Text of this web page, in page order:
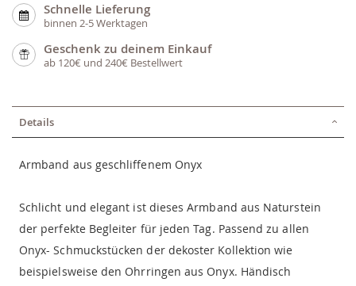
Schnelle Lieferung
binnen 2-5 Werktagen
Geschenk zu deinem Einkauf
ab 120€ und 240€ Bestellwert
Details
Armband aus geschliffenem Onyx
Schlicht und elegant ist dieses Armband aus Naturstein
der perfekte Begleiter für jeden Tag. Passend zu allen
Onyx- Schmuckstücken der dekoster Kollektion wie
beispielsweise den Ohrringen aus Onyx. Händisch